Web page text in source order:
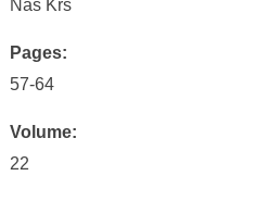
Naš Krš
Pages:
57-64
Volume:
22